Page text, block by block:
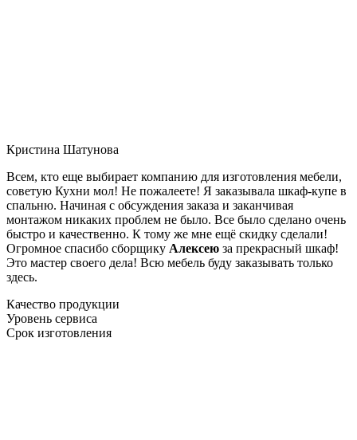
Кристина Шатунова
Всем, кто еще выбирает компанию для изготовления мебели,
советую Кухни мол! Не пожалеете! Я заказывала шкаф-купе в
спальню. Начиная с обсуждения заказа и заканчивая
монтажом никаких проблем не было. Все было сделано очень
быстро и качественно. К тому же мне ещё скидку сделали!
Огромное спасибо сборщику Алексею за прекрасный шкаф!
Это мастер своего дела! Всю мебель буду заказывать только
здесь.
Качество продукции
Уровень сервиса
Срок изготовления